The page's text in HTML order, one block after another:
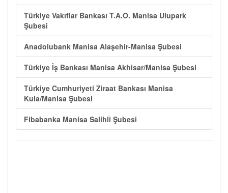
Türkiye Vakıflar Bankası T.A.O. Manisa Ulupark
Şubesi
Anadolubank Manisa Alaşehir-Manisa Şubesi
Türkiye İş Bankası Manisa Akhisar/Manisa Şubesi
Türkiye Cumhuriyeti Ziraat Bankası Manisa
Kula/Manisa Şubesi
Fibabanka Manisa Salihli Şubesi